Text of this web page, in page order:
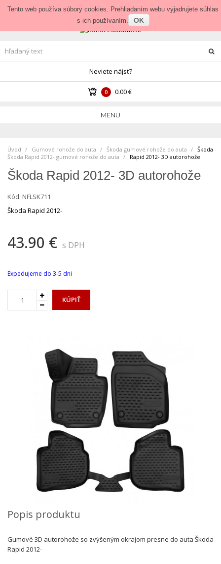
Prihlásenie • Veľkoobchod
Neviete nájsť?
0 0.00 €
MENU
Úvod Gumové rohože do auta Škoda gumové rohože do auta
Škoda Rapid 2012- gumové rohože do auta
Škoda
Rapid 2012- 3D autorohože
Škoda Rapid 2012- 3D autorohože
Kód: NFLSK711
Škoda Rapid 2012-
43.90 € s DPH
Expedujeme do 3-5 dni
KÚPIŤ
Popis produktu
Gumové 3D autorohože so zvýšeným okrajom presne do auta Škoda
Rapid 2012-
Tento web používa súbory cookies. Prehliadaním webu vyjadrujete súhlas
s ich používaním.
OK